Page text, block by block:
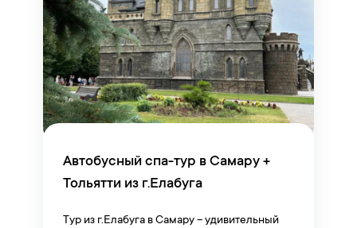
Автобусный спа-тур в Самару +
Тольятти из г.Елабуга
Тур из г.Елабуга в Самару – удивительный